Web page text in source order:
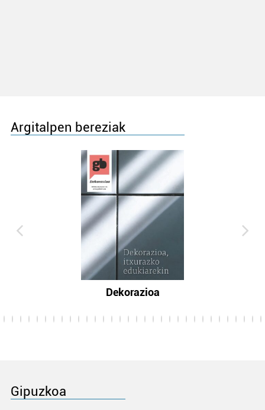
Argitalpen bereziak
Dekorazioa
Gipuzkoa